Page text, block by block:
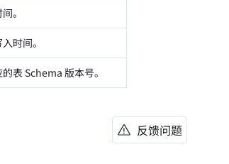
。
时间。
表 Schema 版本号。
反馈问题